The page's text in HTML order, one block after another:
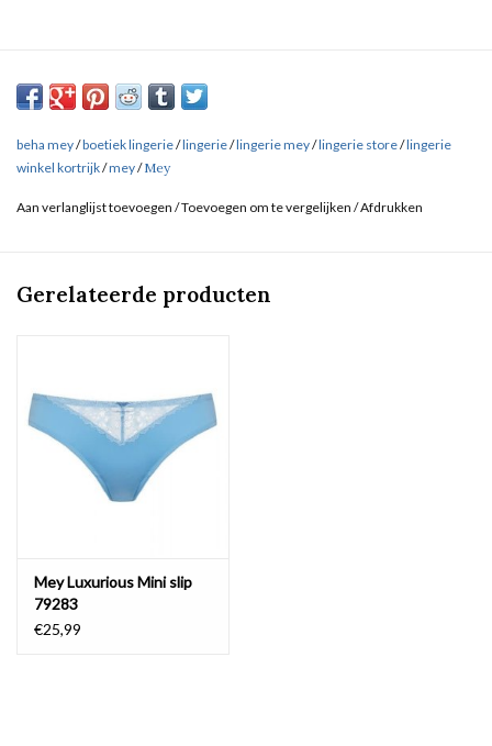
beha mey/boetiek lingerie/lingerie/lingerie mey/lingerie store/lingerie
winkel kortrijk/mey/Mey
Aan verlanglijst toevoegen /Toevoegen om te vergelijken /Afdrukken
Gerelateerde producten
Mey Luxurious Mini slip
79283
€25,99